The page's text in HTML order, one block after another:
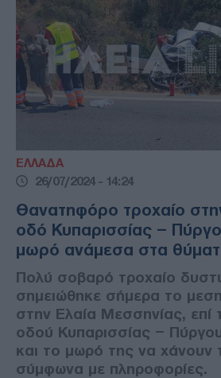
ΕΛΛΑΔΑ
26/07/2024 - 14:24
Θανατηφόρο τροχαίο
οδό Κυπαρισσίας –
μωρό ανάμεσα στα
Πολύ σοβαρό τροχαίο
σημειώθηκε σήμερα το
στην Ελαία Μεσσηνίας, επί
οδού Κυπαρισσίας –
και το μωρό της να χάνουν
σύμφωνα με πληροφορίες.